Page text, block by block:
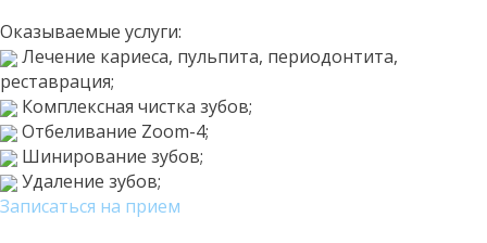
Оказываемые услуги:
Лечение кариеса, пульпита, периодонтита,
реставрация;
Комплексная чистка зубов;
Отбеливание Zoom-4;
Шинирование зубов;
Удаление зубов;
Записаться на прием